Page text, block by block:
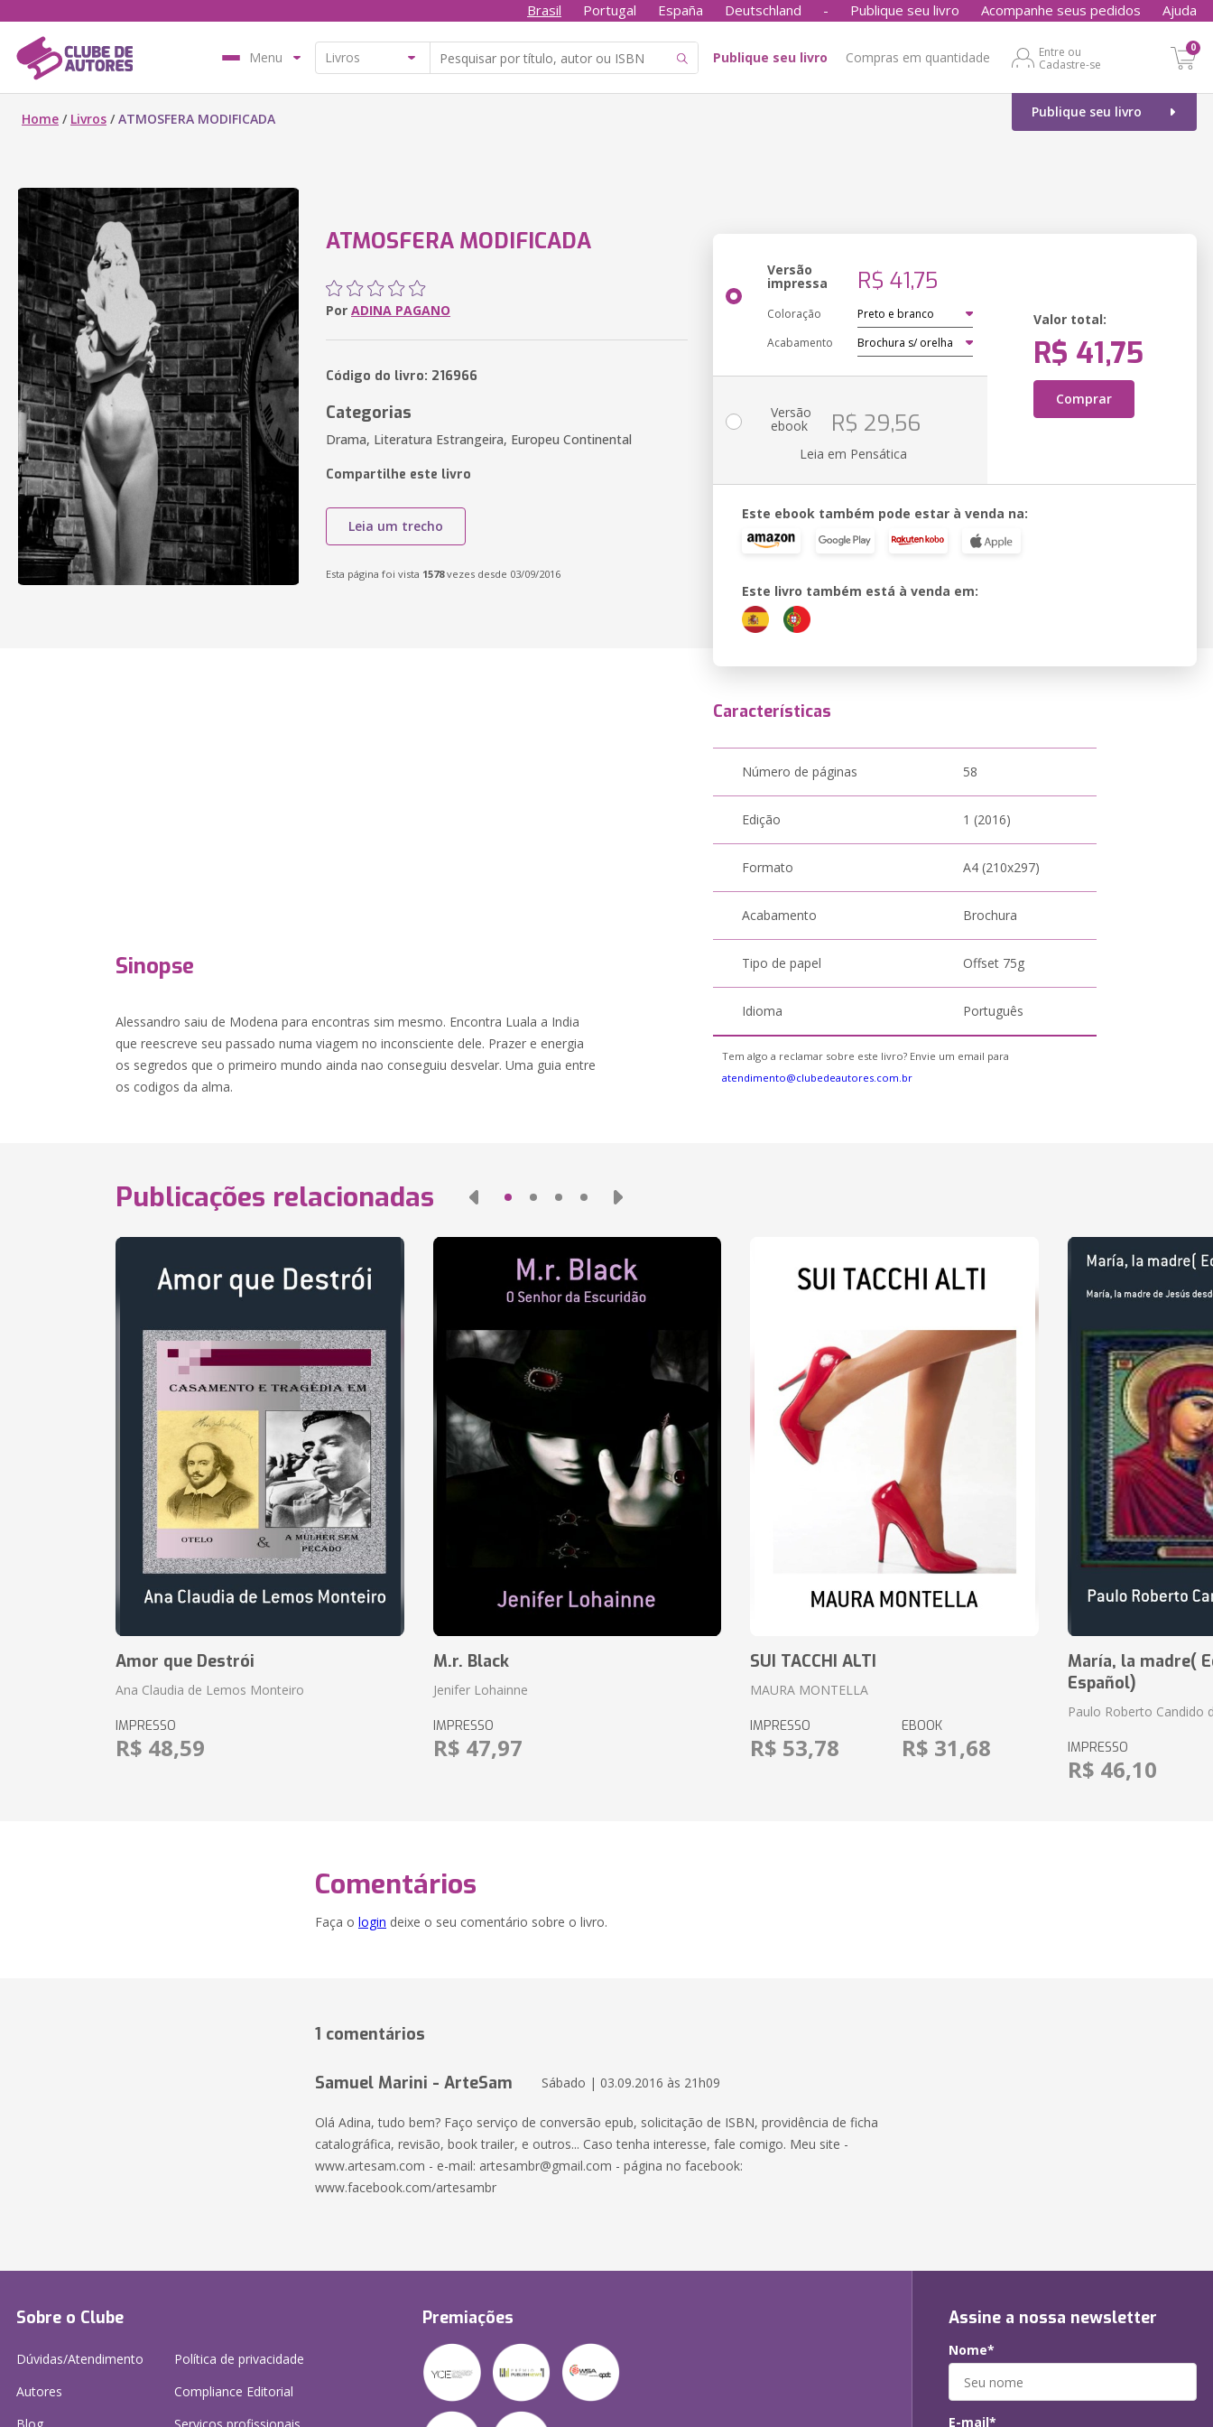
Brasil Portugal España Deutschland - Publique seu livro Acompanhe seus pedidos Ajuda
Menu Publique seu livro Compras em quantidade
Entre ou
Cadastre-se
0
Publique seu livro
Home / Livros /ATMOSFERA MODIFICADA
ATMOSFERA MODIFICADA
Por ADINA PAGANO
Código do livro: 216966
Categorias
Drama, Literatura Estrangeira, Europeu Continental
Compartilhe este livro
Leia um trecho
Esta página foi vista 1578vezes desde 03/09/2016
Versão
impressa R$ 41,75
Coloração
Acabamento
Valor total:
R$ 41,75
Comprar
Versão
ebook R$ 29,56
Leia em Pensática
Este ebook também pode estar à venda na:
Este livro também está à venda em:
Sinopse
Alessandro saiu de Modena para encontras sim mesmo. Encontra Luala a India
que reescreve seu passado numa viagem no inconsciente dele. Prazer e energia
os segredos que o primeiro mundo ainda nao conseguiu desvelar. Uma guia entre
os codigos da alma.
Características
Número de páginas 58
Edição 1 (2016)
Formato A4 (210x297)
Acabamento Brochura
Tipo de papel Offset 75g
Idioma Português
Tem algo a reclamar sobre este livro? Envie um email para
atendimento@clubedeautores.com.br
Publicações relacionadas
Amor que Destrói
Ana Claudia de Lemos Monteiro
IMPRESSO
R$ 48,59
M.r. Black
Jenifer Lohainne
IMPRESSO
R$ 47,97
SUI TACCHI ALTI
MAURA MONTELLA
IMPRESSO
R$ 53,78
EBOOK
R$ 31,68
María, la madre(
Español)
Paulo Roberto Candido
IMPRESSO
R$ 46,10
Comentários
Faça o login deixe o seu comentário sobre o livro.
1 comentários
Samuel Marini - ArteSam Sábado | 03.09.2016 às 21h09
Olá Adina, tudo bem? Faço serviço de conversão epub, solicitação de ISBN, providência de ficha
catalográfica, revisão, book trailer, e outros... Caso tenha interesse, fale comigo. Meu site -
www.artesam.com - e-mail: artesambr@gmail.com - página no facebook:
www.facebook.com/artesambr
Sobre o Clube
Dúvidas/Atendimento
Autores
Política de privacidade
Compliance Editorial
Premiações Assine a nossa newsletter
Nome*
E-mail*